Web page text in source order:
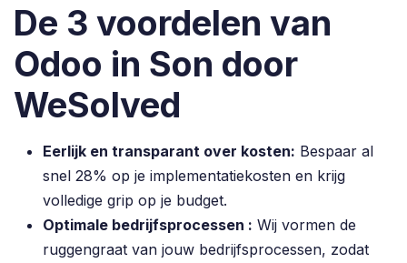
De 3 voordelen van
Odoo in Son door
WeSolved
Eerlijk en transparant over kosten: Bespaar al
snel 28% op je implementatiekosten en krijg
volledige grip op je budget.
Optimale bedrijfsprocessen : Wij vormen de
ruggengraat van jouw bedrijfsprocessen, zodat